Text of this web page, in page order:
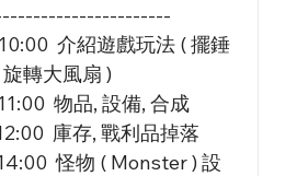
介紹遊戲玩法 ( 擺錘
轉大風扇 )
物品, 設備, 合成
庫存, 戰利品掉落
怪物 ( Monster ) 設